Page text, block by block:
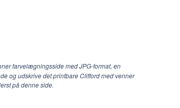
farvelægningsside med JPG-format, en
og udskrive det printbare Clifford med venner
på denne side.